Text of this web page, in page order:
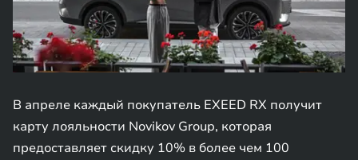
В апреле каждый покупатель EXEED RX получит
карту лояльности Novikov Group, которая
предоставляет скидку 10% в более чем 100